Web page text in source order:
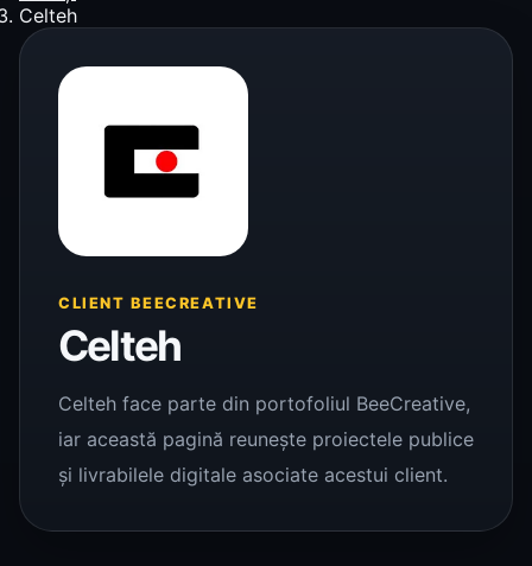
Celteh
CLIENT BEECREATIVE
Celteh
Celteh face parte din portofoliul BeeCreative,
iar această pagină reunește proiectele publice
și livrabilele digitale asociate acestui client.